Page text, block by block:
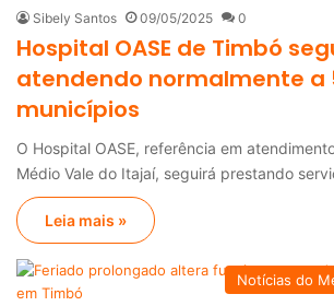
Sibely Santos 09/05/2025 0
Hospital OASE de Timbó
atendendo normalmente a
municípios
O Hospital OASE, referência em
Médio Vale do Itajaí, seguirá prestando
Leia mais »
Notícias do